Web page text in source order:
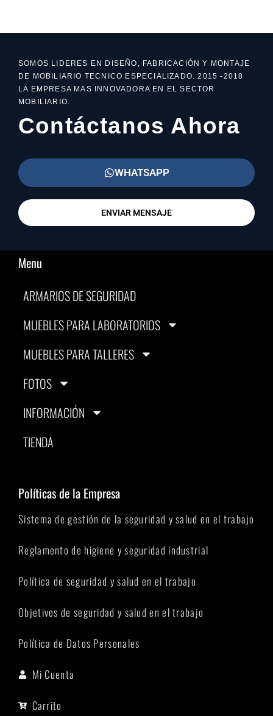
SOMOS LIDERES EN DISEÑO, FABRICACIÓN Y MONTAJE
DE MOBILIARIO TECNICO ESPECIALIZADO. 2015 -2018
LA EMPRESA MAS INNOVADORA EN EL SECTOR
MOBILIARIO.
Contáctanos Ahora
WHATSAPP
ENVIAR MENSAJE
Menu
ARMARIOS DE SEGURIDAD
MUEBLES PARA LABORATORIOS
MUEBLES PARA TALLERES
FOTOS
INFORMACIÓN
TIENDA
Políticas de la Empresa
Sistema de gestión de la seguridad y salud en el trabajo
Reglamento de higiene y seguridad industrial
Política de seguridad y salud en el trabajo
Objetivos de seguridad y salud en el trabajo
Política de Datos Personales
Mi Cuenta
Carrito